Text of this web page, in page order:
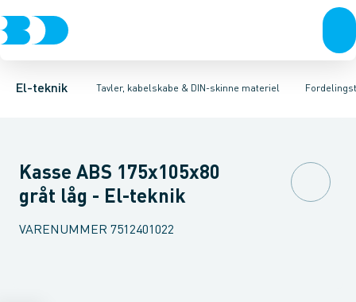
El-teknik Tavler, kabelskabe & DIN-skinne materiel
Afbrydere, stikkontakter & lampeudtagForgreningsmateriel
Tavler, kapsling og rackskabe Fordelings-/byggepladstavler
Tilbehør til gruppetavlerDæksel for montagekasse
Kasse ABS 175x105x80
gråt låg - El-teknik
VARENUMMER 7512401022